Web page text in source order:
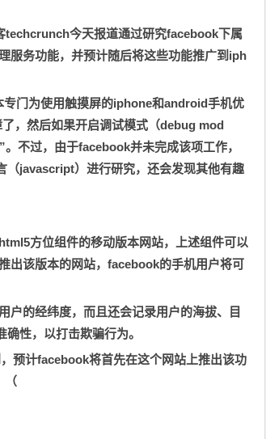
techcrunch今天报道通过研究facebook下属
服务功能，并预计随后将这些功能推广到iph
门为使用触摸屏的iphone和android手机优
，然后如果开启调试模式（debug mod
不过，由于facebook并未完成该项工作，
（javascript）进行研究，还会发现其他有趣
方位组件的移动版本网站，上述组件可以
出该版本的网站，facebook的手机用户将可
户的经纬度，而且还会记录用户的海拔、目
性，以打击欺骗行为。
预计facebook将首先在这个网站上推出该功
（